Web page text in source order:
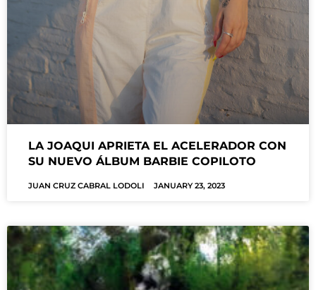
LA JOAQUI APRIETA EL ACELERADOR CON
SU NUEVO ÁLBUM BARBIE COPILOTO
JUAN CRUZ CABRAL LODOLI JANUARY 23, 2023